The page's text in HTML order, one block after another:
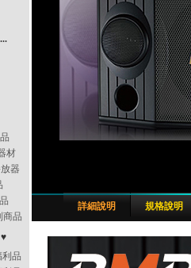
材
器
品
品
詳細說明 規格說明